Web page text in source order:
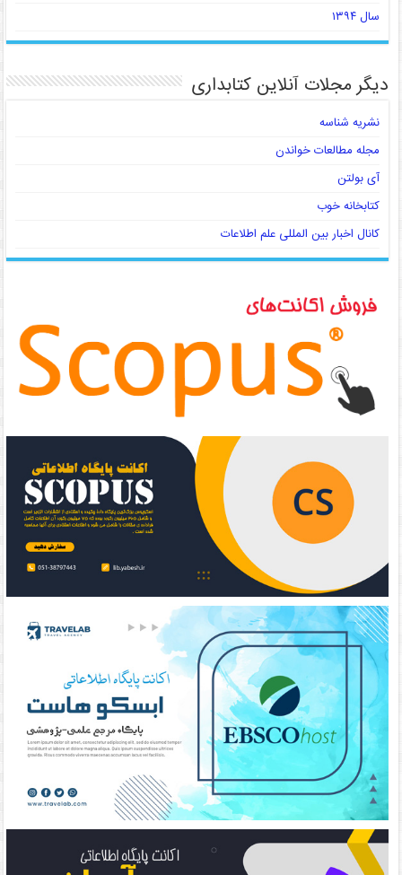
سال ۱۳۹۴
دیگر مجلات آنلاین کتابداری
نشریه شناسه
مجله مطالعات خواندن
آی بولتن
کتابخانه خوب
کانال اخبار بین المللی علم اطلاعات